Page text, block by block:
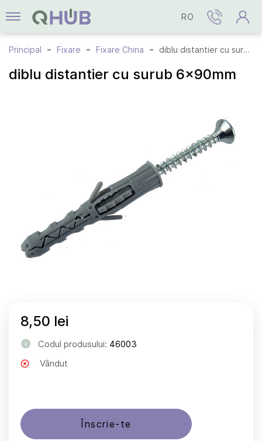
RO
Principal Fixare Fixare China diblu distantier cu surub 6x90mm
diblu distantier cu surub 6x90mm
8,50 lei
Codul produsului: 46003
Vândut
Înscrie-te